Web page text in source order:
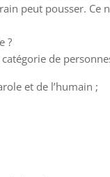
peut pousser. Ce
?
de
et de l’humain ;